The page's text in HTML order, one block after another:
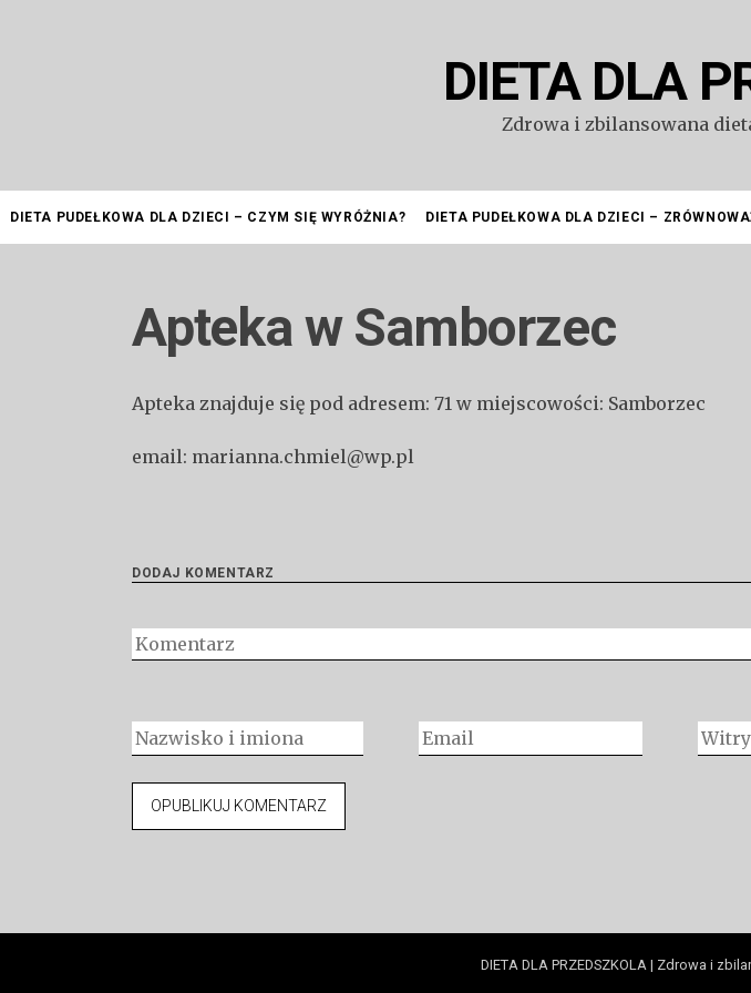
DIETA DLA
Zdrowa i zbilansowana
DIETA PUDEŁKOWA DLA DZIECI – CZYM SIĘ WYRÓŻNIA? DIETA PUDEŁKOWA DLA DZIECI –
Apteka w Samborzec
Apteka znajduje się pod adresem: 71 w miejscowości: Samborzec
email: marianna.chmiel@wp.pl
DODAJ KOMENTARZ
DIETA DLA PRZEDSZKOLA | Zdrowa i